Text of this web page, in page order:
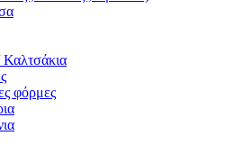
φόρμες